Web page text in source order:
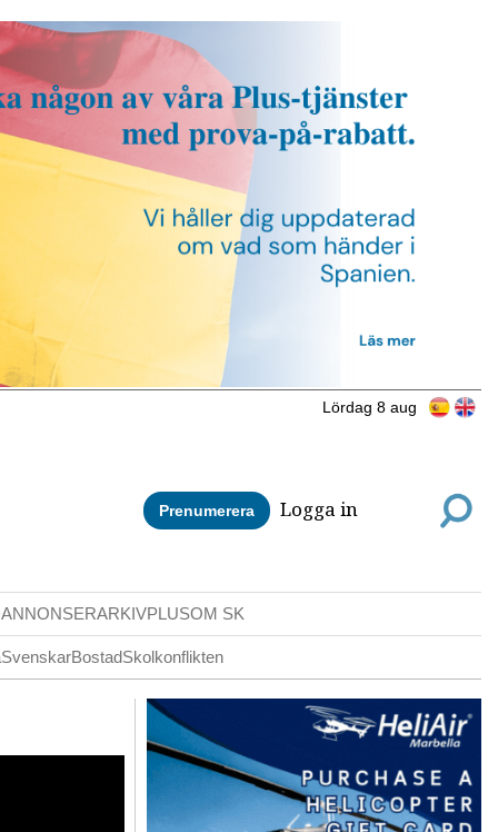
Lördag 8 aug
Prenumerera Logga in
ARKIVPLUSOM SK
SvenskarBostadSkolkonflikten